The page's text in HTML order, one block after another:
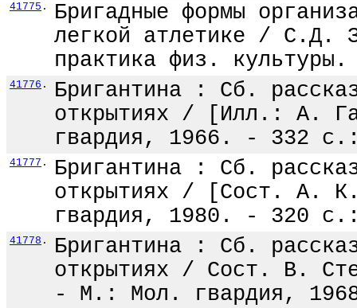
41775 .
Бригадные формы
легкой атлетике /
практика физ.
41776 .
Бригантина : Сб.
открытиях / [Илл.: А.
гвардия, 1966. - 332
41777 .
Бригантина : Сб.
открытиях / [Сост. А.
гвардия, 1980. - 320
41778 .
Бригантина : Сб.
открытиях / Сост. В.
- М.: Мол. гвардия,